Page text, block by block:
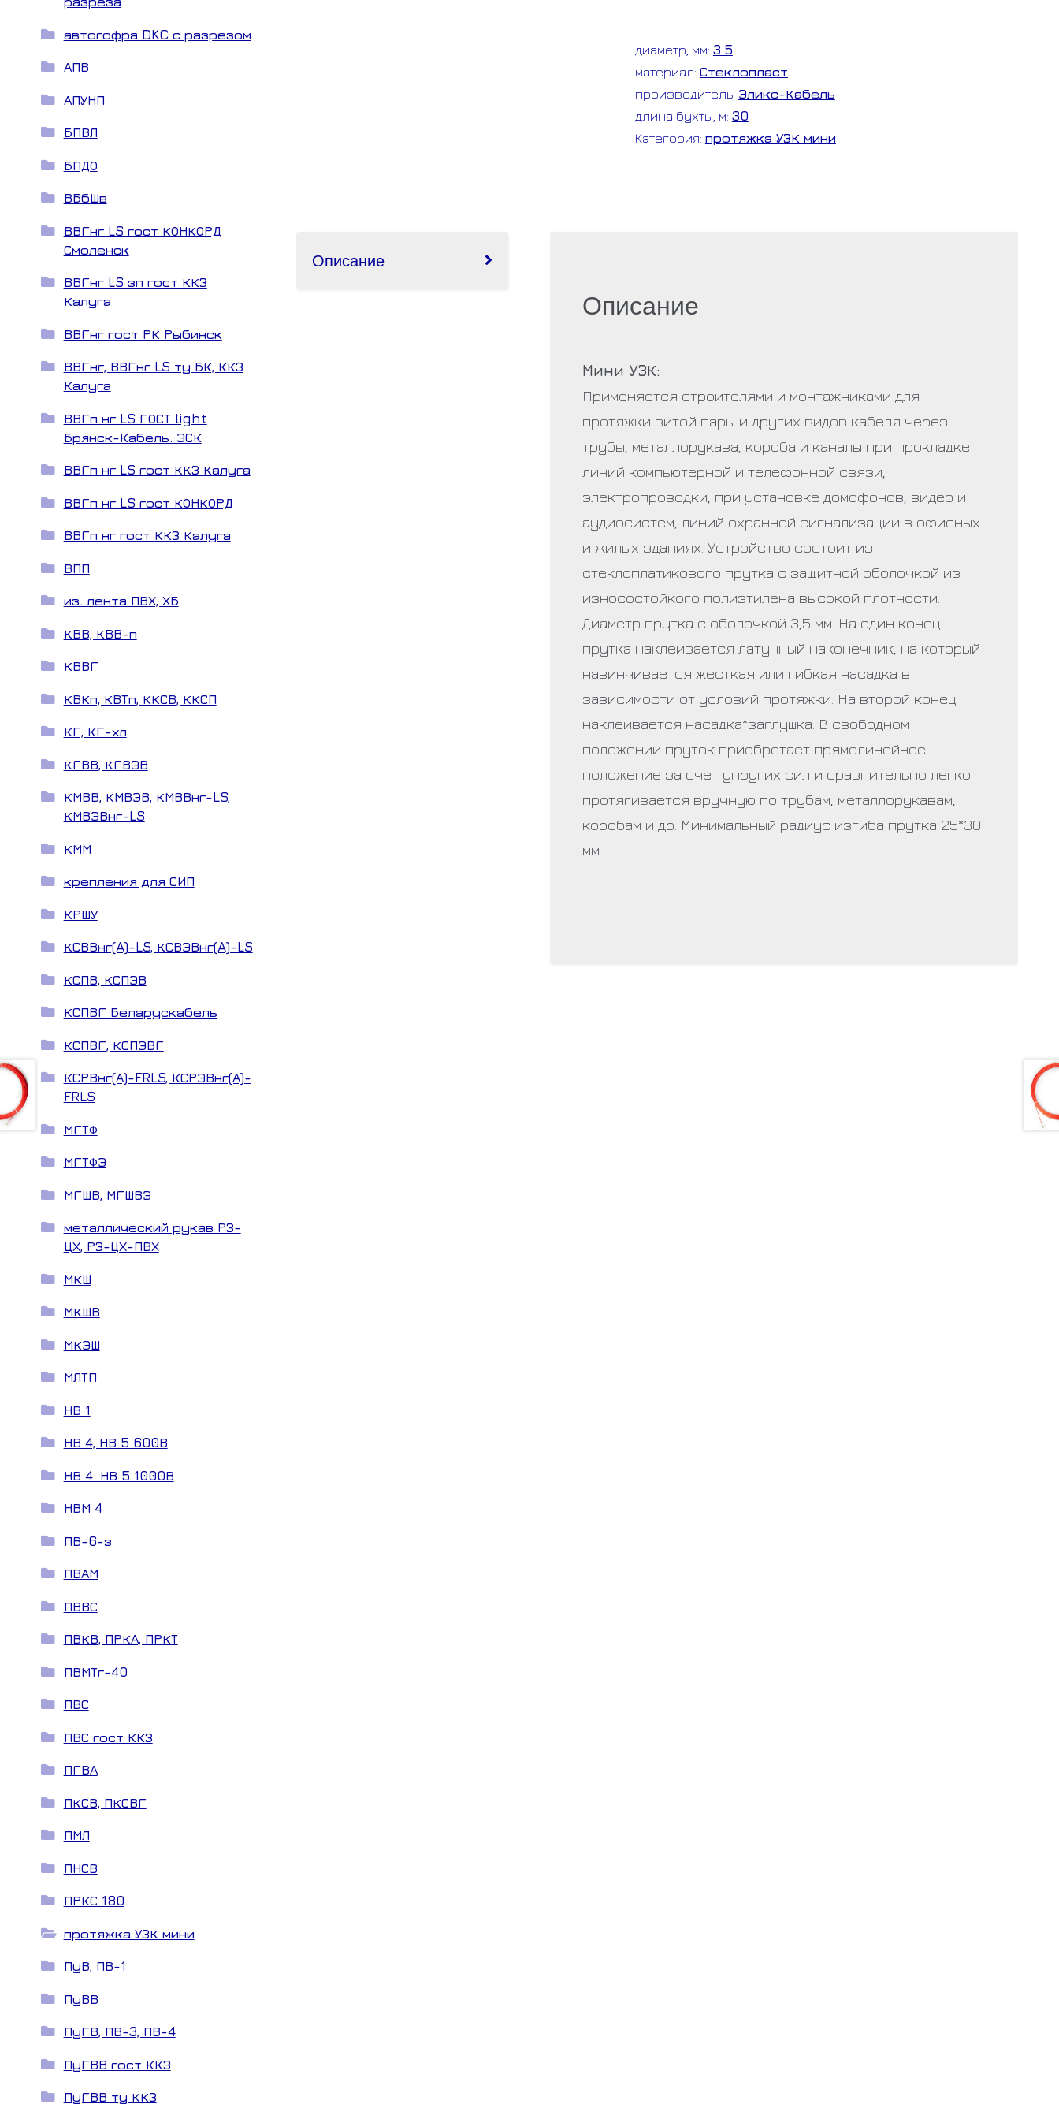
30м
(протяжка)
диаметр, мм: 3.5
материал: Стеклопласт
производитель: Эликс-Кабель
длина бухты, м: 30
Категория: протяжка УЗК мини
Описание
Описание
Мини УЗК:
Применяется строителями и монтажниками для
протяжки витой пары и других видов кабеля через
трубы, металлорукава, короба и каналы при прокладке
линий компьютерной и телефонной связи,
электропроводки, при установке домофонов, видео и
аудиосистем, линий охранной сигнализации в офисных
и жилых зданиях. Устройство состоит из
стеклоплатикового прутка с защитной оболочкой из
износостойкого полиэтилена высокой плотности.
Диаметр прутка с оболочкой 3,5 мм. На один конец
прутка наклеивается латунный наконечник, на который
навинчивается жесткая или гибкая насадка в
зависимости от условий протяжки. На второй конец
наклеивается насадка*заглушка. В свободном
положении пруток приобретает прямолинейное
положение за счет упругих сил и сравнительно легко
протягивается вручную по трубам, металлорукавам,
коробам и др. Минимальный радиус изгиба прутка 25*30
мм.
автогофра DKC с разрезом
АПВ
АПУНП
БПВЛ
БПДО
ВБбШв
ВВГнг LS гост КОНКОРД
Смоленск
ВВГнг LS зп гост ККЗ
Калуга
ВВГнг гост РК Рыбинск
ВВГнг, ВВГнг LS ту БК, ККЗ
Калуга
ВВГп нг LS ГОСТ light
Брянск-Кабель. ЭСК
ВВГп нг LS гост ККЗ Калуга
ВВГп нг LS гост КОНКОРД
ВВГп нг гост ККЗ Калуга
ВПП
из. лента ПВХ, ХБ
КВВ, КВВ-п
КВВГ
КВКп, КВТп, ККСВ, ККСП
КГ, КГ-хл
КГВВ, КГВЭВ
КМВВ, КМВЭВ, КМВВнг-LS,
КМВЭВнг-LS
КММ
крепления для СИП
КРШУ
КСВВнг(A)-LS, КСВЭВнг(A)-LS
КСПВ, КСПЭВ
КСПВГ Беларускабель
КСПВГ, КСПЭВГ
КСРВнг(А)-FRLS, КСРЭВнг(А)-
FRLS
МГТФ
МГТФЭ
МГШВ, МГШВЭ
металлический рукав РЗ-
ЦХ, РЗ-ЦХ-ПВХ
МКШ
МКШВ
МКЭШ
МЛТП
НВ 1
НВ 4, НВ 5 600В
НВ 4. НВ 5 1000В
НВМ 4
ПВ-6-з
ПВАМ
ПВВС
ПВКВ, ПРКА, ПРКТ
ПВМТг-40
ПВС
ПВС гост ККЗ
ПГВА
ПКСВ, ПКСВГ
ПМЛ
ПНСВ
ПРКС 180
протяжка УЗК мини
ПуВ, ПВ-1
ПуВВ
ПуГВ, ПВ-3, ПВ-4
ПуГВВ гост ККЗ
ПуГВВ ту ККЗ